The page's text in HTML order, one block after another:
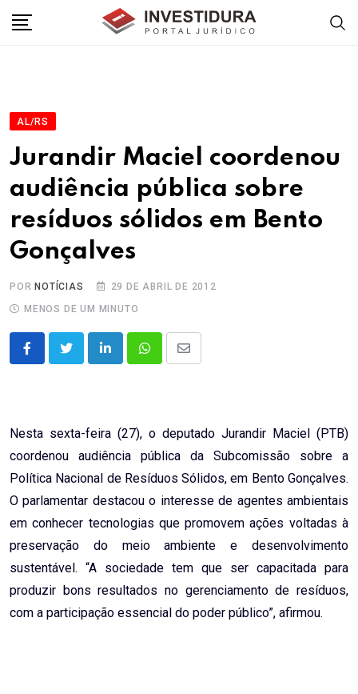
AL/RS
Jurandir Maciel coordenou
audiência pública sobre
resíduos sólidos em Bento
Gonçalves
POR NOTÍCIAS
29 DE ABRIL DE 2012
MENOS DE UM MINUTO
LinkedInWhatsappShare
Nesta sexta-feira (27), o deputado Jurandir Maciel (PTB)
coordenou audiência pública da Subcomissão sobre a
Política Nacional de Resíduos Sólidos, em Bento Gonçalves.
O parlamentar destacou o interesse de agentes ambientais
em conhecer tecnologias que promovem ações voltadas à
preservação do meio ambiente e desenvolvimento
sustentável. “A sociedade tem que ser capacitada para
produzir bons resultados no gerenciamento de resíduos,
com a participação essencial do poder público”, afirmou.